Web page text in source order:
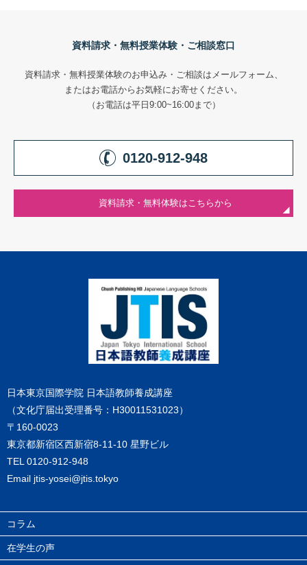
資料請求・無料授業体験・ご相談窓口
資料請求・無料授業体験のお申込み・ご相談はメールフォーム、
またはお電話からお気軽にお寄せください。
（お電話は平日9:00~16:00まで）
0120-912-948
資料請求・無料体験はこちらから
日本東京国際学院 日本語教師養成講座
（文化庁届出受理番号：H30011531023）
〒160-0023
東京都新宿区西新宿8-11-10 星野ビル
TEL 0120-912-948
Email jtis-yosei@jtis.tokyo
コラム
在学生の声